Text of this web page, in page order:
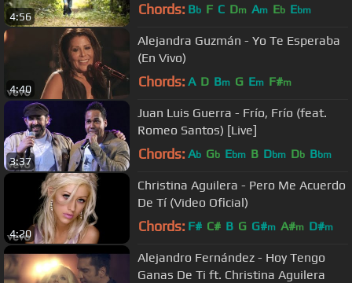
4:56 Chords: Bb F C Dm Am Eb Ebm
4:40
Alejandra Guzmán - Yo Te Esperaba
(En Vivo)
Chords: A D Bm G Em F#m
3:37
Juan Luis Guerra - Frío, Frío (feat.
Romeo Santos) [Live]
Chords: Ab Gb Ebm B Dbm Db Bbm
4:20
Christina Aguilera - Pero Me Acuerdo
De Tí (Video Oficial)
Chords: F# C# B G G#m A#m D#m
Alejandro Fernández - Hoy Tengo
Ganas De Ti ft. Christina Aguilera